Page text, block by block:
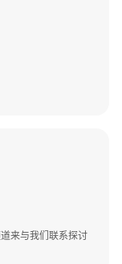
来与我们联系探讨